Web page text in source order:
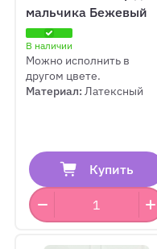
мальчика Бежевый
В наличии
Можно исполнить в
другом цвете.
Материал:Латексный
Купить